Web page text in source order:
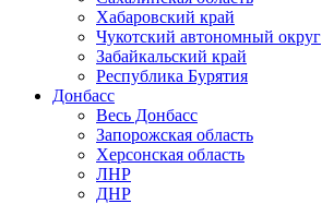
Хабаровский край
Чукотский автономный округ
Забайкальский край
Республика Бурятия
Донбасс
Весь Донбасс
Запорожская область
Херсонская область
ЛНР
ДНР